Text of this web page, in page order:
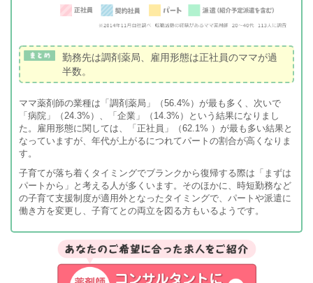
勤務先は調剤薬局、雇用形態は正社員のママが過
半数。
ママ薬剤師の業種は「調剤薬局」（56.4%）が最も多く、次いで
「病院」（24.3%）、「企業」（14.3%）という結果になりまし
た。雇用形態に関しては、「正社員」（62.1% ）が最も多い結果と
なっていますが、年代が上がるにつれてパートの割合が高くなりま
す。
子育てが落ち着くタイミングでブランクから復帰する際は「まずは
パートから」と考える人が多くいます。そのほかに、時短勤務など
の子育て支援制度が適用外となったタイミングで、パートや派遣に
働き方を変更し、子育てとの両立を図る方もいるようです。